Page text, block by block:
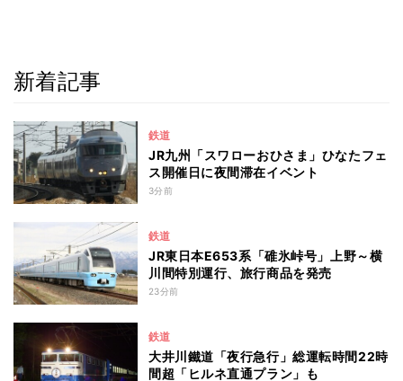
新着記事
鉄道
JR九州「スワローおひさま」ひなたフェ
ス開催日に夜間滞在イベント
3分前
鉄道
JR東日本E653系「碓氷峠号」上野～横
川間特別運行、旅行商品を発売
23分前
鉄道
大井川鐵道「夜行急行」総運転時間22時
間超「ヒルネ直通プラン」も